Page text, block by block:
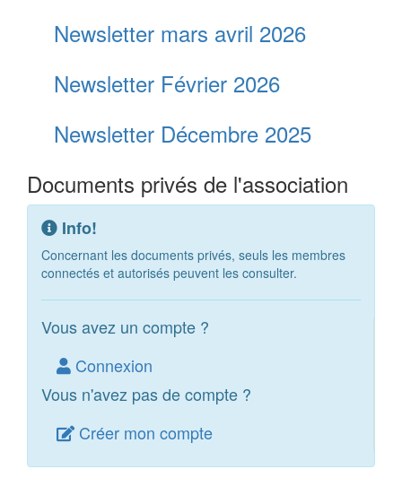
Newsletter mars avril 2026
Newsletter Février 2026
Newsletter Décembre 2025
Documents privés de l'association
Info!
Concernant les documents privés, seuls les membres
connectés et autorisés peuvent les consulter.
Vous avez un compte ?
Connexion
Vous n'avez pas de compte ?
Créer mon compte